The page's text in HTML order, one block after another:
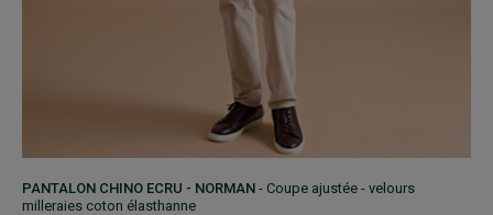
PANTALON CHINO ECRU - NORMAN - Coupe ajustée - velours
milleraies coton élasthanne